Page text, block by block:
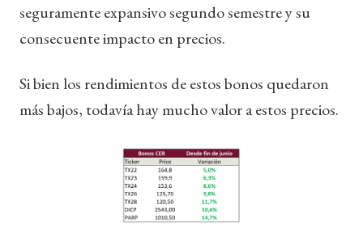
seguramente expansivo segundo semestre y su
consecuente impacto en precios.
Si bien los rendimientos de estos bonos quedaron
más bajos, todavía hay mucho valor a estos precios.